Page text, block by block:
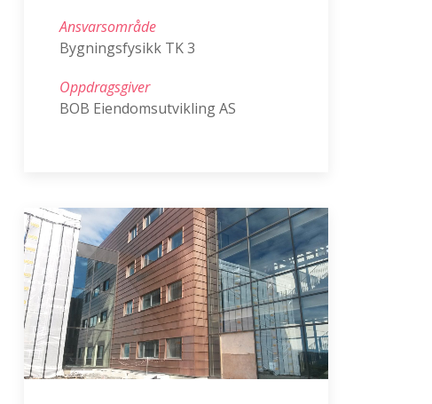
Ansvarsområde
Bygningsfysikk TK 3
Oppdragsgiver
BOB Eiendomsutvikling AS